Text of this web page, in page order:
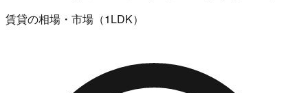
賃貸の相場・市場（1LDK）